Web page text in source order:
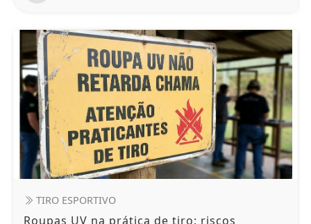
TIRO ESPORTIVO
Roupas UV na prática de tiro: riscos